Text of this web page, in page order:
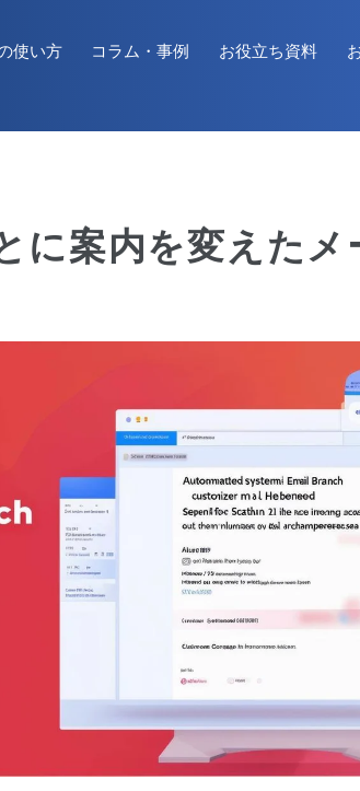
使い方 コラム・事例 お役立ち資料
に案内を変えたメ